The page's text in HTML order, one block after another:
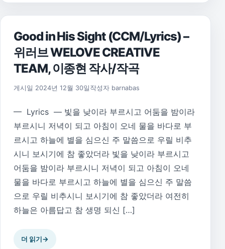
Good in His Sight (CCM/Lyrics) –
위러브 WELOVE CREATIVE
TEAM, 이종현 작사/작곡
게시일 2024년 12월 30일 작성자 barnabas
— Lyrics — 빛을 낮이라 부르시고 어둠을 밤이라
부르시니 저녁이 되고 아침이 오네 물을 바다로 부
르시고 하늘에 별을 심으신 주 말씀으로 우릴 비추
시니 보시기에 참 좋았더라 빛을 낮이라 부르시고
어둠을 밤이라 부르시니 저녁이 되고 아침이 오네
물을 바다로 부르시고 하늘에 별을 심으신 주 말씀
으로 우릴 비추시니 보시기에 참 좋았더라 여전히
하늘은 아름답고 참 생명 되신 […]
더 읽기→